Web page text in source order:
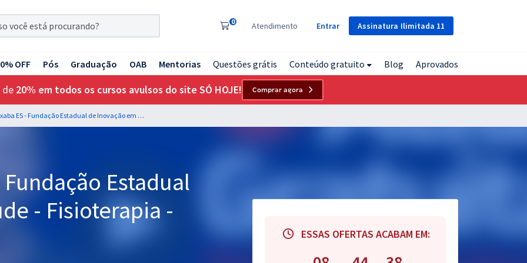
Assinatura Ilimitada 11
0 Atendimento Entrar
OFF Pós Graduação OAB Mentorias Questões grátis Conteúdo gratuito Blog Aprovados
de 20% em todos os cursos avulsos do site SÓ HOJE! Comprar agora
iNova Capixaba ES - Fundação Estadual de Inovação em Saúde - Fisioterapia - Hospitalar
Estadual
- Fisioterapia -
ESSAS OFERTAS ACABAM EM: